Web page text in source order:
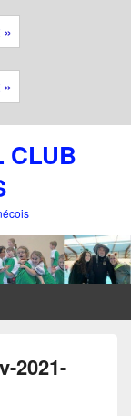
CLUB
2021-